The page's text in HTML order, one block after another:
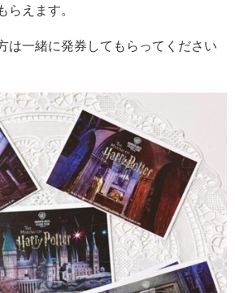
らえます。
は一緒に発券してもらってください